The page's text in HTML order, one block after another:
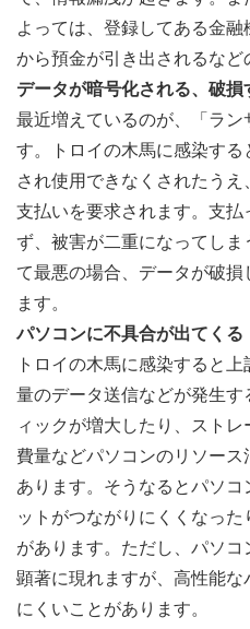
よっては、登録してある金
から預金が引き出されるなど
データが暗号化される、破損
最近増えているのが、「ラ
す。トロイの木馬に感染す
され使用できなくされたう
支払いを要求されます。支
ず、被害が二重になってし
て最悪の場合、データが破
ます。
パソコンに不具合が出てくる
トロイの木馬に感染すると
量のデータ送信などが発生
ィックが増大したり、スト
費量などパソコンのリソー
あります。そうなるとパソ
ットがつながりにくくなっ
があります。ただし、パソ
顕著に現れますが、高性能
にくいことがあります。